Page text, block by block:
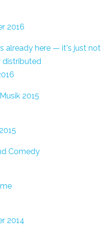
2016
already here — it's just not
distributed
2015
Comedy
2014